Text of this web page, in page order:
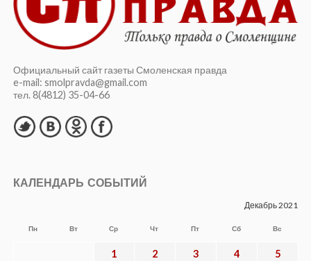
Официальный сайт газеты Смоленская правда
e-mail: smolpravda@gmail.com
тел. 8(4812) 35-04-66
КАЛЕНДАРЬ СОБЫТИЙ
Декабрь 2021
Пн Вт Ср Чт Пт Сб Вс
1 2 3 4 5